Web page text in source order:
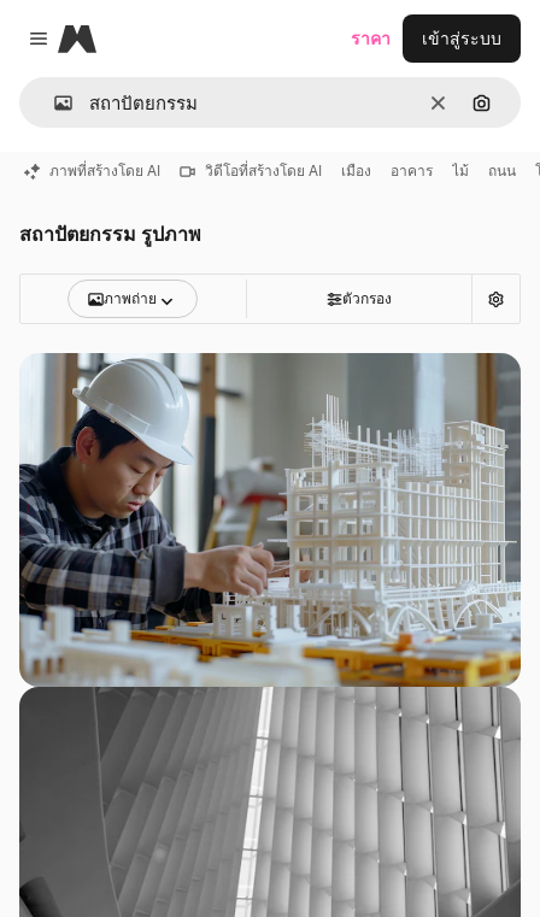
Close menu
Magnific
ชัดเจนค้นหา
ราคา เข้าสู่ระบบ
ภาพที่สร้างโดย AI วิดีโอที่สร้างโดย AI เมือง อาคาร ไม้ ถนน
สถาปัตยกรรม รูปภาพ
ภาพถ่าย ตัวกรอง